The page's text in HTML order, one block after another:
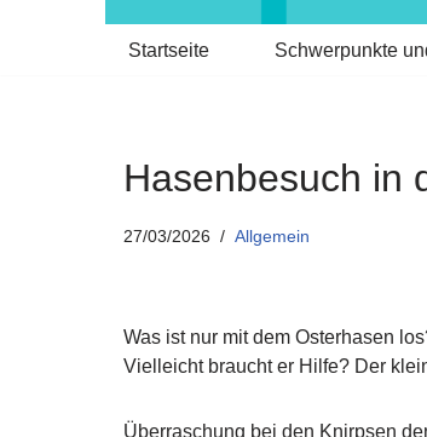
Startseite Schwerpunkte
Hasenbesuch in
27/03/2026 Allgemein
Was ist nur mit dem Osterhasen
Vielleicht braucht er Hilfe? Der
Überraschung bei den Knirpsen